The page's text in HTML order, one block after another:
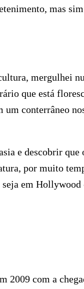
mas
mergulhei
que está
um conterrâneo
e descobrir que
por muito
seja em Hollywood
2009 com a